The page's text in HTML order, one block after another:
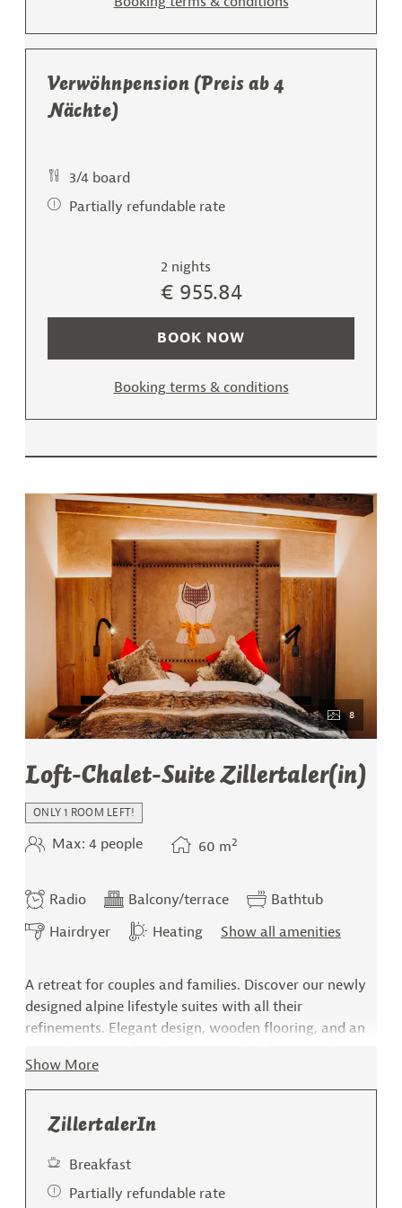
Verwöhnpension (Preis ab 4
Nächte)
3/4 board
Partially refundable rate
2 nights
€ 955.84
BOOK NOW
Booking terms & conditions
8
Loft-Chalet-Suite Zillertaler(in)
ONLY 1 ROOM LEFT!
Max: 4 people 60 m2
Radio Balcony/terrace
Bathtub
Hairdryer
Heating Show all amenities
A retreat for couples and families. Discover our newly
designed alpine lifestyle suites with all their
refinements. Elegant design, wooden flooring, and an
Bring the feeling of the Zillertal mountains into your
suite.
Entrance hall
comfort provided - box spring mattresses)
Bathroom with panoramic window, bathtub and
Show More
ZillertalerIn
Breakfast
Partially refundable rate